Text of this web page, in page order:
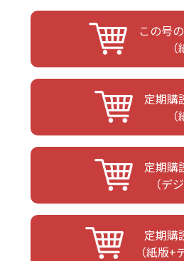
この号
定期購
定期購
（デ
定期購
（紙版+